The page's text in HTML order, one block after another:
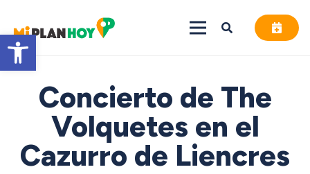
Abrir barra de herramientas
Concierto de The
Volquetes en el
Cazurro de Liencres